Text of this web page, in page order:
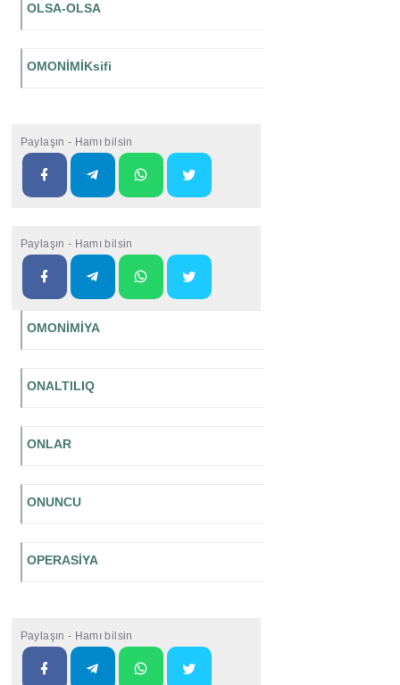
OLSA-OLSA
OMONİMİKsifi
Paylaşın - Hamı bilsin
Paylaşın - Hamı bilsin
OMONİMİYA
ONALTILIQ
ONLAR
ONUNCU
OPERASİYA
Paylaşın - Hamı bilsin